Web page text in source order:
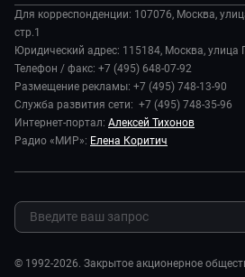
Происшествия
В содружестве
В мире
Наука и технологии
Здоровье и медицина
Спорт
Шоу-бизнес
Стиль жизни
Сад и огород
Дела судебные
Диктор делает
Игра в кино
Игра в кино. Мультфильмы
Исторический детектив
Миллион за 5 минут
Мировое соглашение
Предварительный диагноз
История
Руководство
Новости компании
Пресса о нас
Карьера
Реклама
Закупки и тендеры
Обратная связь
Для корреспонденции: 107076, Москва,
стр.1
Юридический адрес: 115184, Москва, улица
Телефон / факс: +7 (495) 648-07-92
Размещение рекламы: +7 (495) 748-13-90
Служба развития сети: +7 (495) 748-35-96
Интернет-портал: Алексей Тихонов
Радио «МИР»: Елена Коритич
© 1992-2026. Закрытое акционерное